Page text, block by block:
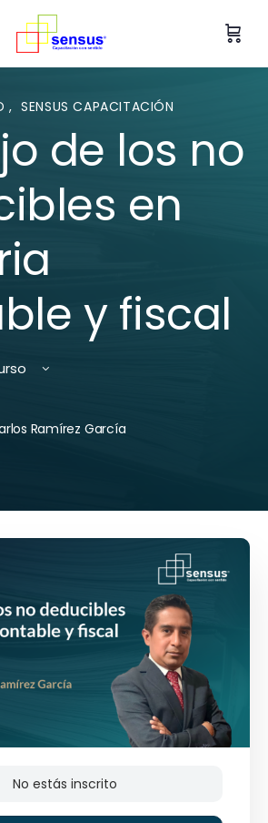
, SENSUS CAPACITACIÓN
de los no
en
y fiscal
Ramírez García
No estás inscrito